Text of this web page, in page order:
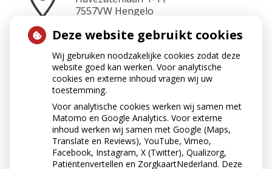
7557VW Hengelo
Neem contact op
074-2423465
Stuur ons een e-mail
apotheek@apotheekkoop.nl
Deze website gebruikt cookies
Wij gebruiken noodzakelijke cookies zodat deze
website goed kan werken. Voor analytische
cookies en externe inhoud vragen wij uw
toestemming.
Voor analytische cookies werken wij samen met
Matomo en Google Analytics. Voor externe
inhoud werken wij samen met Google (Maps,
Translate en Reviews), YouTube, Vimeo,
Facebook, Instagram, X (Twitter), Qualizorg,
Patiëntenvertellen en ZorgkaartNederland. Deze